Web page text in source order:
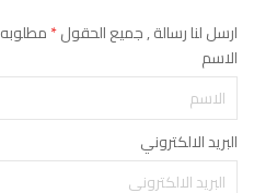
ارسل لنا رسالة , جميع الحقول*مطلوبه
الاسم
البريد الالكتروني